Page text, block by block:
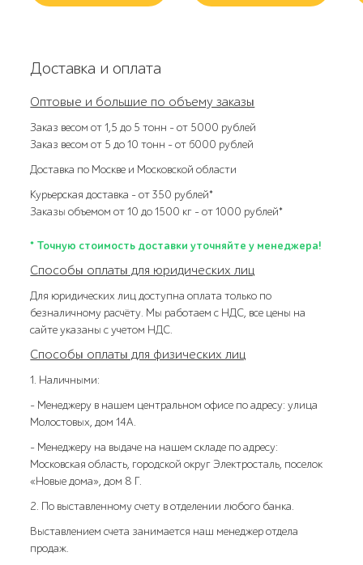
Доставка и оплата
Оптовые и большие по объему заказы
Заказ весом от 1,5 до 5 тонн – от 5000 рублей
Заказ весом от 5 до 10 тонн – от 6000 рублей
Доставка по Москве и Московской области
Курьерская доставка – от 350 рублей*
Заказы объемом от 10 до 1500 кг – от 1000 рублей*
* Точную стоимость доставки уточняйте у менеджера!
Способы оплаты для юридических лиц
Для юридических лиц доступна оплата только по
безналичному расчёту. Мы работаем с НДС, все цены на
сайте указаны с учетом НДС.
Способы оплаты для физических лиц
1. Наличными:
- Менеджеру в нашем центральном офисе по адресу: улица
Молостовых, дом 14А.
- Менеджеру на выдаче на нашем складе по адресу:
Московская область, городской округ Электросталь, поселок
«Новые дома», дом 8 Г.
2. По выставленному счету в отделении любого банка.
Выставлением счета занимается наш менеджер отдела
продаж.